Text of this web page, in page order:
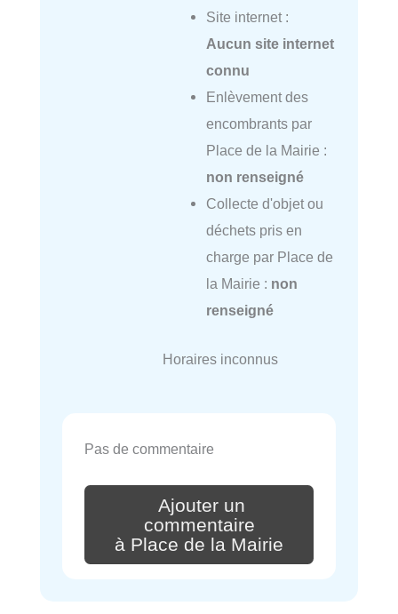
Site internet :
Aucun site internet
connu
Enlèvement des
encombrants par
Place de la Mairie :
non renseigné
Collecte d'objet ou
déchets pris en
charge par Place de
la Mairie : non
renseigné
Horaires inconnus
Pas de commentaire
Ajouter un
commentaire
à Place de la Mairie